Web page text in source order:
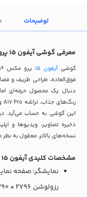
توضیحات
معرفی گوشی آیفون 15 پرو مکس 256 گیگابایت
گوشیآیفون 15
فوق‌العاده، طراحی ظریف و
دنبال یک محصول حرفه‌ای
ذخیره تصاویر، ویدیوها و
نسخه‌های بالاتر، معقول به
مشخصات کلیدی آیفون 15 پرو مکس با ظرفیت 256 گیگابایت